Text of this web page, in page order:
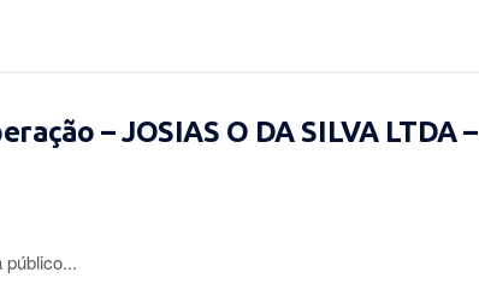
– JOSIAS O DA SILVA LTDA –
público...